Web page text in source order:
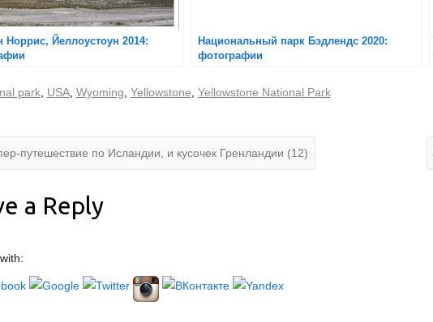
Норрис, Йеллоустоун 2014:
Национальный парк Бэдлендс 2020:
фотографии
park, USA, Wyoming, Yellowstone, Yellowstone National Park
путешествие по Исландии, и кусочек Гренландии (12)
a Reply